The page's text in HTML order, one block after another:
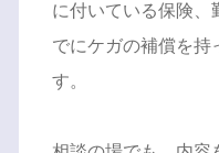
に付いている保険、
でにケガの補償を持
す。